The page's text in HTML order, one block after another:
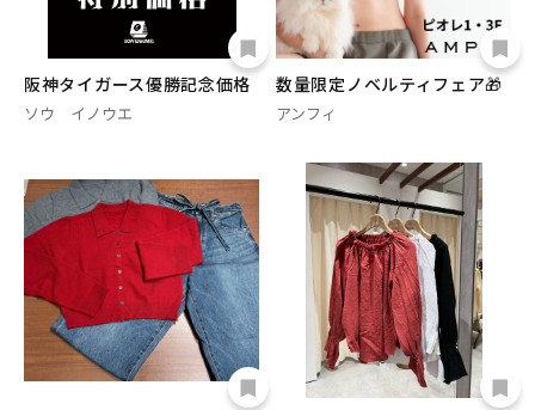
阪神タイガース優勝記念価格
ソウ イノウエ
数量限定ノベルティフェア🎁
アンフィ